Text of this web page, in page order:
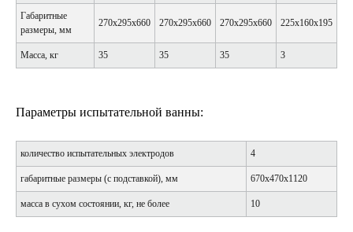
Габаритные
размеры, мм
270х295х660 270х295х660 270х295х660 225х160х195
Масса, кг 35 35 35 3
Параметры испытательной ванны:
количество испытательных электродов 4
габаритные размеры (с подставкой), мм 670х470х1120
масса в сухом состоянии, кг, не более 10